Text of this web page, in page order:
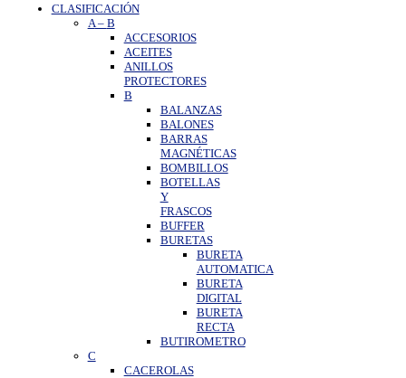
CLASIFICACIÓN
A– B
ACCESORIOS
ACEITES
ANILLOS
PROTECTORES
B
BALANZAS
BALONES
BARRAS
MAGNÉTICAS
BOMBILLOS
BOTELLAS
Y
FRASCOS
BUFFER
BURETAS
BURETA
AUTOMATICA
BURETA
DIGITAL
BURETA
RECTA
BUTIROMETRO
C
CACEROLAS